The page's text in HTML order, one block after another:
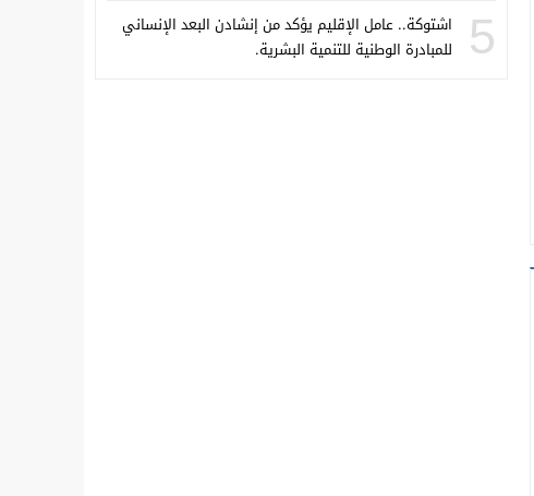
5
اشتوكة.. عامل الإقليم يؤكد من إنشادن البعد الإنساني
للمبادرة الوطنية للتنمية البشرية.